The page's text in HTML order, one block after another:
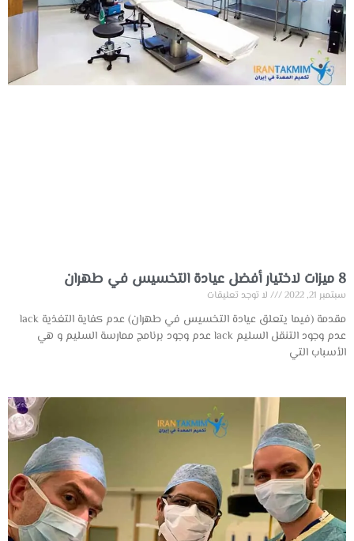
8 ميزات لاختيار أفضل عيادة التخسيس في طهران
سبتمبر 21, 2022 لا توجد تعليقات
مقدمة (فيما يتعلق عيادة التخسيس في طهران) عدم كفاية التغذية lack
عدم وجود التنقل السليم lack عدم وجود برنامج ممارسة السليم و هي
الأسباب التي